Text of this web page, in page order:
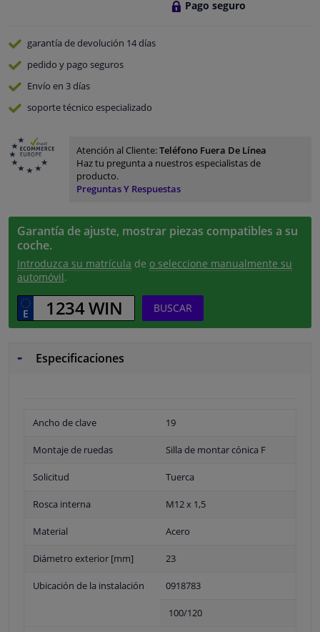
Pago seguro
garantía de devolución 14 días
pedido y pago seguros
Envío en 3 días
soporte técnico especializado
Atención al Cliente:Teléfono Fuera De Línea
Haz tu pregunta a nuestros especialistas de
producto.
Preguntas Y Respuestas
Garantía de ajuste, mostrar piezas compatibles a su
coche.
Introduzca su matrícula de o seleccione manualmente su
automóvil.
BUSCAR
Especificaciones
Ancho de clave 19
Montaje de ruedas Silla de montar cónica F
Solicitud Tuerca
Rosca interna M12 x 1,5
Material Acero
Diámetro exterior [mm] 23
Ubicación de la instalación 0918783
100/120